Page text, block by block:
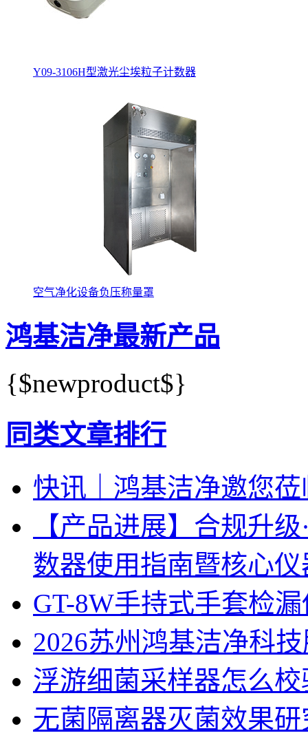
Y09-3106H型激光尘埃粒子计数器
空气净化设备负压称量罩
鸿基洁净最新产品
{$newproduct$}
同类文章排行
快讯｜鸿基洁净邀您
【产品进展】合规升
数器使用指南暨核心
GT-8W手持式手套检
2026苏州鸿基洁净科
浮游细菌采样器怎么校
无菌隔离器灭菌效果研